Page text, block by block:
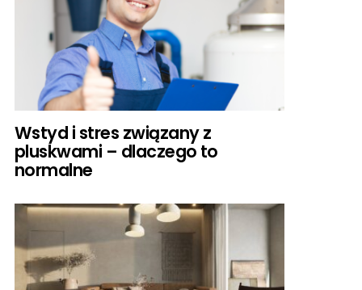
Wstyd i stres związany z
pluskwami – dlaczego to
normalne